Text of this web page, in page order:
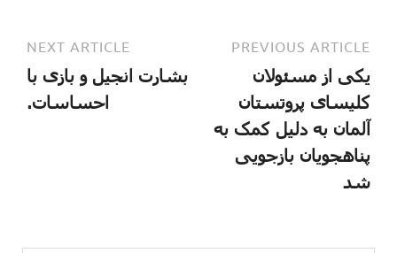
PREVIOUS ARTICLE
یکی از مسئولان
کلیسای پروتستان
آلمان به دلیل کمک به
پناهجویان بازجویی
شد
NEXT ARTICLE
بشارت انجیل و بازی با
احساسات.